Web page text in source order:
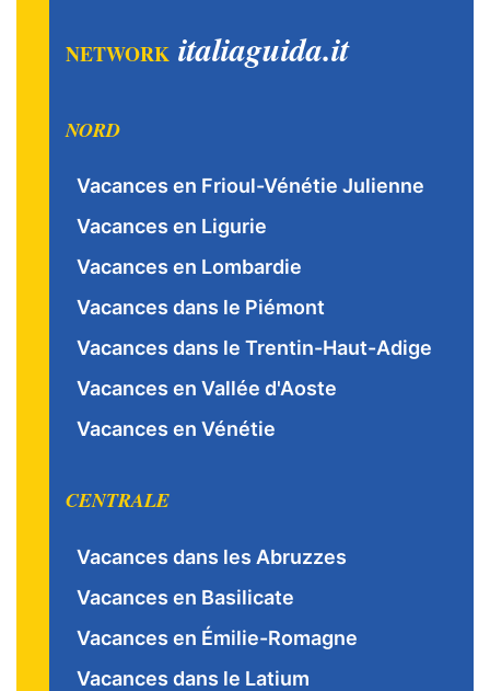
NETWORK italiaguida.it
NORD
Vacances en Frioul-Vénétie Julienne
Vacances en Ligurie
Vacances en Lombardie
Vacances dans le Piémont
Vacances dans le Trentin-Haut-Adige
Vacances en Vallée d'Aoste
Vacances en Vénétie
CENTRALE
Vacances dans les Abruzzes
Vacances en Basilicate
Vacances en Émilie-Romagne
Vacances dans le Latium